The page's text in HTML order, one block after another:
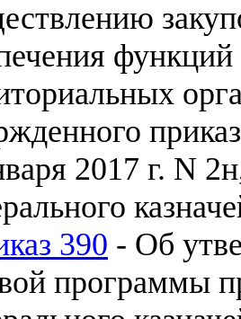
функций
2017 г. N
390 - Об
программы